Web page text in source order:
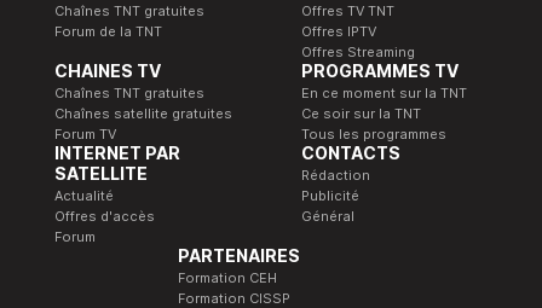
Chaînes TNT gratuites
Forum de la TNT
Offres TV TNT
Offres IPTV
Offres Streaming
CHAINES TV
Chaînes TNT gratuites
Chaînes satellite gratuites
Forum TV
PROGRAMMES TV
En ce moment sur la TNT
Ce soir sur la TNT
Tous les programmes
INTERNET PAR
SATELLITE
Actualité
Offres d'accès
Forum
CONTACTS
Rédaction
Publicité
Général
PARTENAIRES
Formation CEH
Formation CISSP